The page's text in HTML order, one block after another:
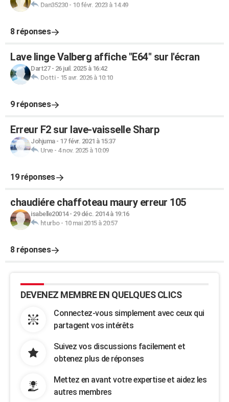
Dan35230- 10 févr. 2023 à 14:49
8 réponses
Lave linge Valberg affiche "E64" sur l'écran
Dart27- 26 juil. 2025 à 16:42
Dotti- 15 avr. 2026 à 10:10
9 réponses
Erreur F2 sur lave-vaisselle Sharp
Johjuma- 17 févr. 2021 à 15:37
Urve- 4 nov. 2025 à 10:09
19 réponses
chaudiére chaffoteau maury erreur 105
isabelle20014- 29 déc. 2014 à 19:16
hturbo- 10 mai 2015 à 20:57
8 réponses
DEVENEZ MEMBRE EN QUELQUES CLICS
Connectez-vous simplement avec ceux qui
partagent vos intérêts
Suivez vos discussions facilement et
obtenez plus de réponses
Mettez en avant votre expertise et aidez les
autres membres